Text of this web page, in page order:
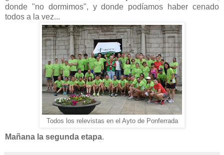
donde "no dormimos", y donde podíamos haber cenado
todos a la vez...
Todos los relevistas en el Ayto de Ponferrada
Mañana la segunda etapa.